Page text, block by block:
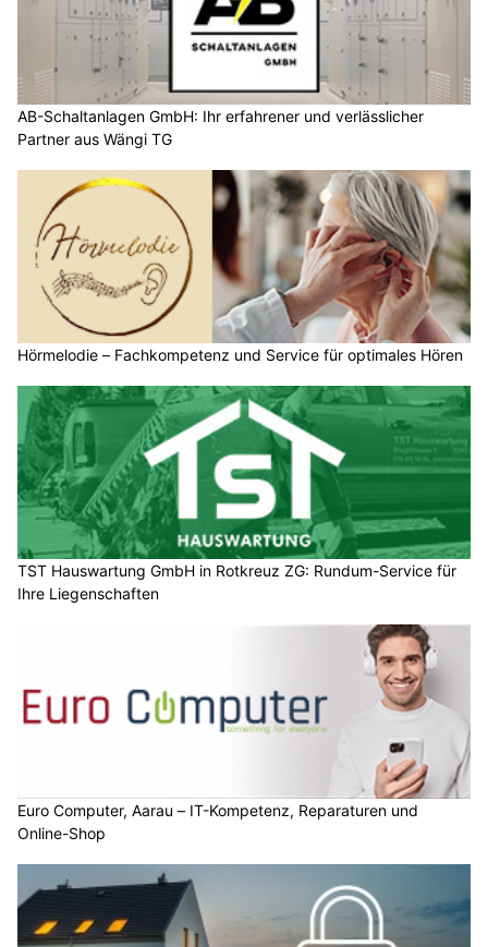
AB-Schaltanlagen GmbH: Ihr erfahrener und verlässlicher
Partner aus Wängi TG
Hörmelodie – Fachkompetenz und Service für optimales Hören
TST Hauswartung GmbH in Rotkreuz ZG: Rundum-Service für
Ihre Liegenschaften
Euro Computer, Aarau – IT-Kompetenz, Reparaturen und
Online-Shop